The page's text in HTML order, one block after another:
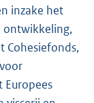
inzake het
ontwikkeling,
Cohesiefonds,